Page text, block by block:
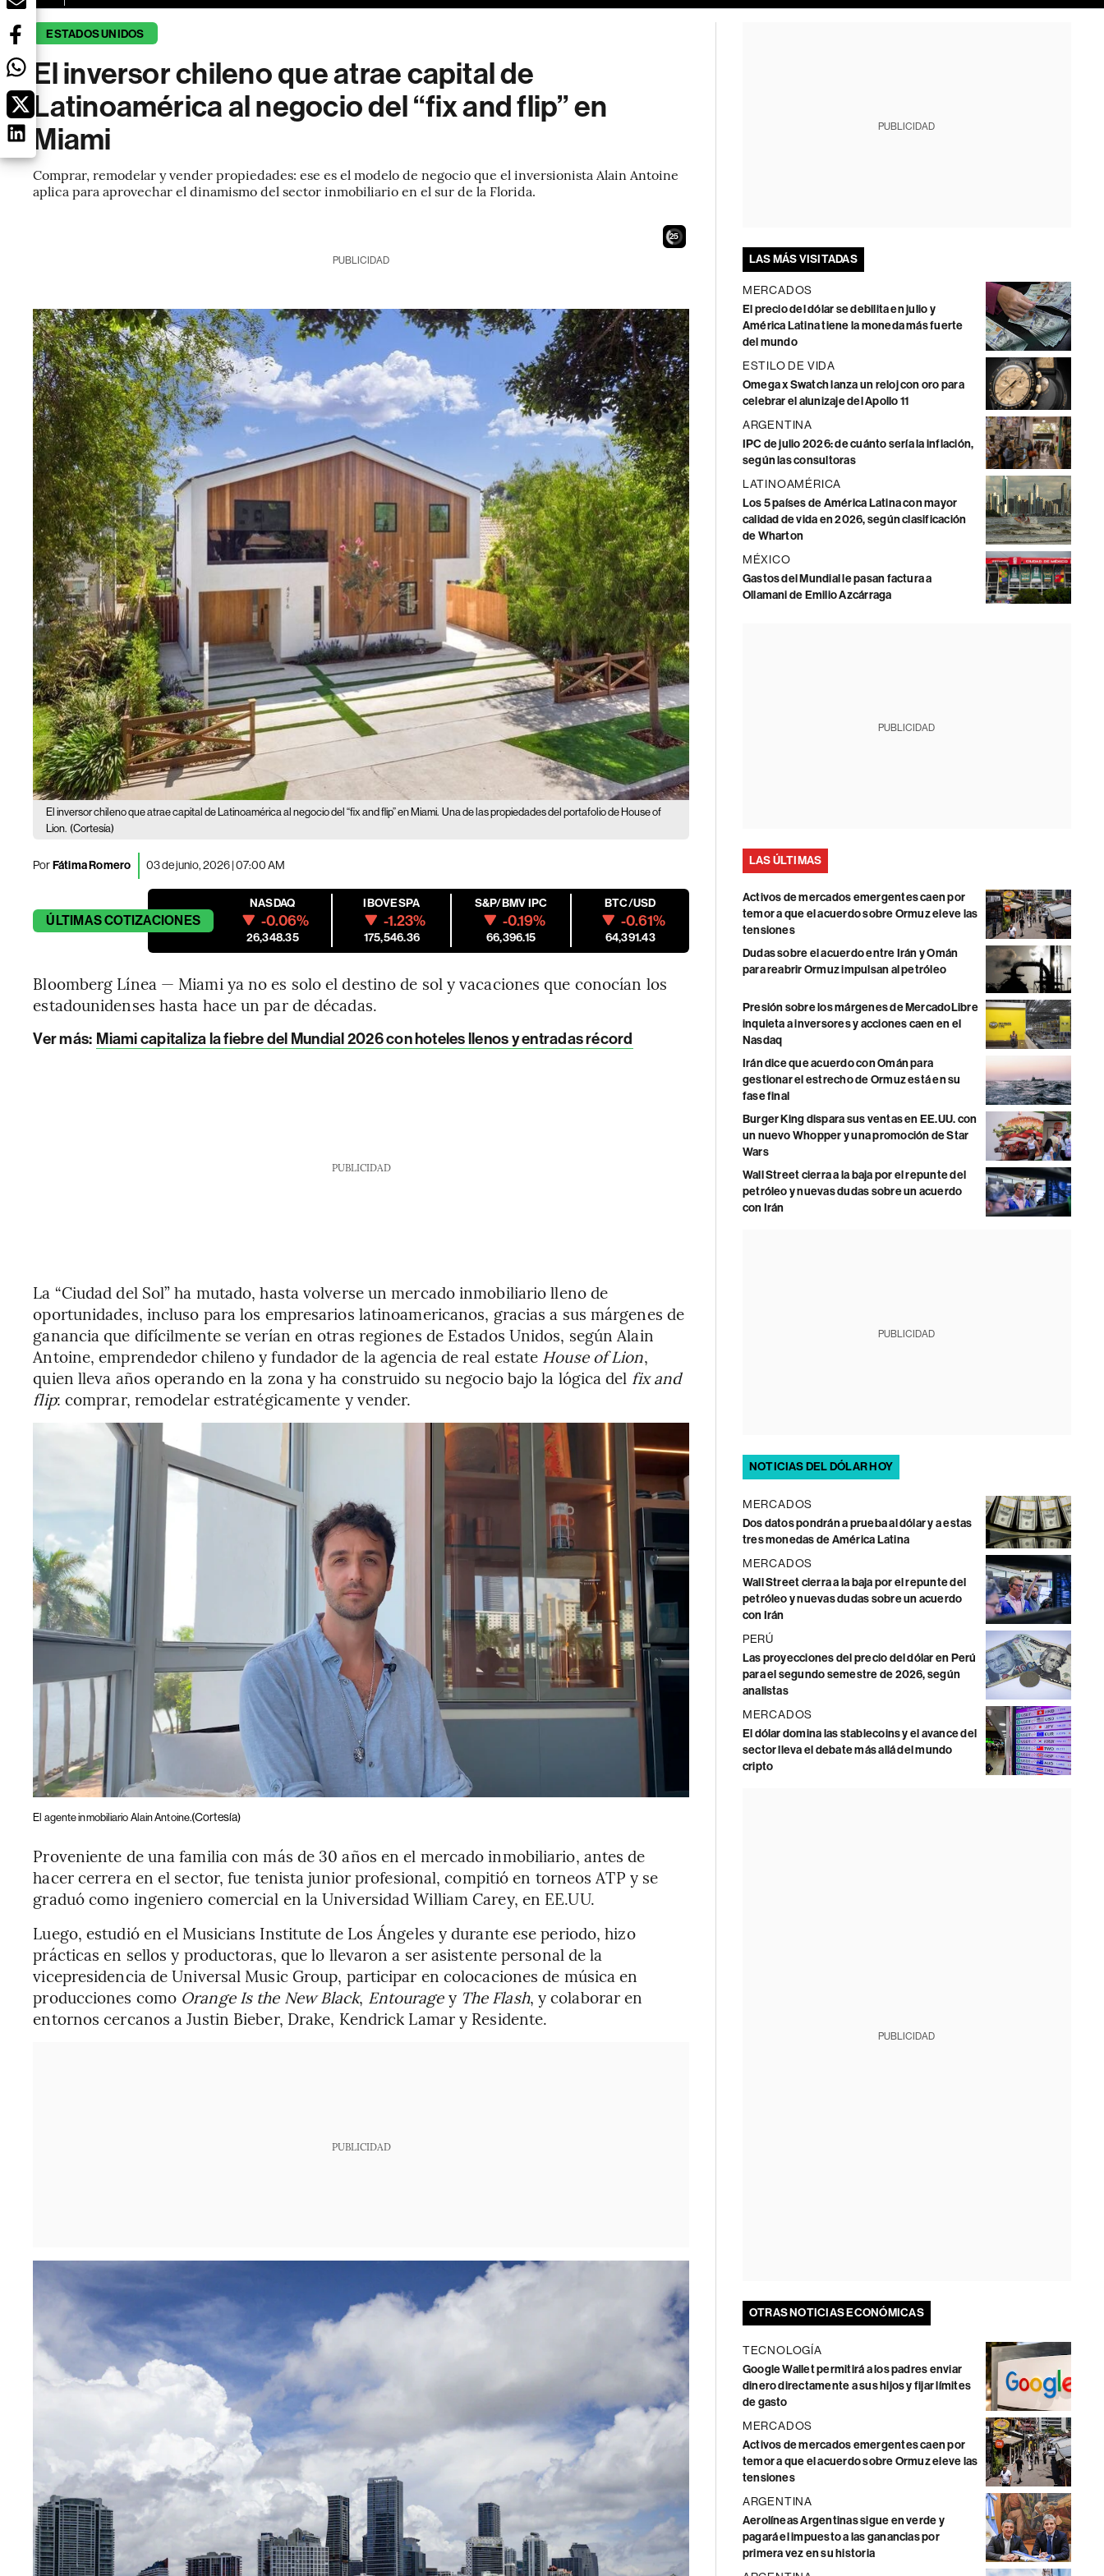
ESTADOS UNIDOS
El inversor chileno que atrae capital de
Latinoamérica al negocio del “fix and flip” en
Miami
Comprar, remodelar y vender propiedades: ese es el modelo de negocio que el inversionista Alain Antoine
aplica para aprovechar el dinamismo del sector inmobiliario en el sur de la Florida.
24
PUBLICIDAD
El inversor chileno que atrae capital de Latinoamérica al negocio del “fix and flip” en Miami. Una de las propiedades del portafolio de House of
Lion. (Cortesía)
PorFátima Romero 03 de junio, 2026 | 07:00 AM
ÚLTIMASCOTIZACIONES
NASDAQ
-0.06%
26,348.35
IBOVESPA
-1.23%
175,546.36
S&P/BMV IPC
-0.19%
66,396.15
BTC/USD
-0.61%
64,391.43
Bloomberg Línea — Miami ya no es solo el destino de sol y vacaciones que conocían los
estadounidenses hasta hace un par de décadas.
Ver más: Miami capitaliza la fiebre del Mundial 2026 con hoteles llenos y entradas récord
PUBLICIDAD
La “Ciudad del Sol” ha mutado, hasta volverse un mercado inmobiliario lleno de
oportunidades, incluso para los empresarios latinoamericanos, gracias a sus márgenes de
ganancia que difícilmente se verían en otras regiones de Estados Unidos, según Alain
Antoine, emprendedor chileno y fundador de la agencia de real estate House of Lion,
quien lleva años operando en la zona y ha construido su negocio bajo la lógica del fix and
flip: comprar, remodelar estratégicamente y vender.
El agente inmobiliario Alain Antoine.(Cortesía)
Proveniente de una familia con más de 30 años en el mercado inmobiliario, antes de
hacer cerrera en el sector, fue tenista junior profesional, compitió en torneos ATP y se
graduó como ingeniero comercial en la Universidad William Carey, en EE.UU.
Luego, estudió en el Musicians Institute de Los Ángeles y durante ese periodo, hizo
prácticas en sellos y productoras, que lo llevaron a ser asistente personal de la
vicepresidencia de Universal Music Group, participar en colocaciones de música en
producciones como Orange Is the New Black, Entouragey The Flash, y colaborar en
entornos cercanos a Justin Bieber, Drake, Kendrick Lamar y Residente.
PUBLICIDAD
PUBLICIDAD
LAS MÁS VISITADAS
MERCADOS
El precio del dólar se debilita en julio y
América Latina tiene la moneda más fuerte
del mundo
ESTILO DE VIDA
Omega x Swatch lanza un reloj con oro para
celebrar el alunizaje del Apollo 11
ARGENTINA
IPC de julio 2026: de cuánto sería la inflación,
según las consultoras
LATINOAMÉRICA
Los 5 países de América Latina con mayor
calidad de vida en 2026, según clasificación
de Wharton
MÉXICO
Gastos del Mundial le pasan factura a
Ollamani de Emilio Azcárraga
PUBLICIDAD
LAS ÚLTIMAS
Activos de mercados emergentes caen por
temor a que el acuerdo sobre Ormuz eleve las
tensiones
Dudas sobre el acuerdo entre Irán y Omán
para reabrir Ormuz impulsan al petróleo
Presión sobre los márgenes de MercadoLibre
inquieta a inversores y acciones caen en el
Nasdaq
Irán dice que acuerdo con Omán para
gestionar el estrecho de Ormuz está en su
fase final
Burger King dispara sus ventas en EE.UU. con
un nuevo Whopper y una promoción de Star
Wars
Wall Street cierra a la baja por el repunte del
petróleo y nuevas dudas sobre un acuerdo
con Irán
PUBLICIDAD
NOTICIAS DEL DÓLAR HOY
MERCADOS
Dos datos pondrán a prueba al dólar y a estas
tres monedas de América Latina
MERCADOS
Wall Street cierra a la baja por el repunte del
petróleo y nuevas dudas sobre un acuerdo
con Irán
PERÚ
Las proyecciones del precio del dólar en Perú
para el segundo semestre de 2026, según
analistas
MERCADOS
El dólar domina las stablecoins y el avance del
sector lleva el debate más allá del mundo
cripto
PUBLICIDAD
OTRAS NOTICIAS ECONÓMICAS
TECNOLOGÍA
Google Wallet permitirá a los padres enviar
dinero directamente a sus hijos y fijar límites
de gasto
MERCADOS
Activos de mercados emergentes caen por
temor a que el acuerdo sobre Ormuz eleve las
tensiones
ARGENTINA
Aerolíneas Argentinas sigue en verde y
pagará el impuesto a las ganancias por
primera vez en su historia